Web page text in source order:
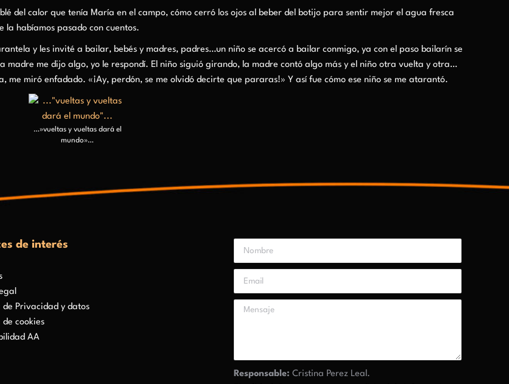
del calor que tenía María en el campo, cómo cerró los ojos al beber del botijo para sentir mejor el agua fresca
la habíamos pasado con cuentos.
y les invité a bailar, bebés y madres, padres…un niño se acercó a bailar conmigo, ya con el paso bailarín se
madre me dijo algo, yo le respondí. El niño siguió girando, la madre contó algo más y el niño otra vuelta y otra…
me miró enfadado. «¡Ay, perdón, se me olvidó decirte que pararas!» Y así fue cómo ese niño se me atarantó.
…»vueltas y vueltas dará el
mundo»…
de interés
de Privacidad y datos
de cookies
AA
Responsable: Cristina Perez Leal.